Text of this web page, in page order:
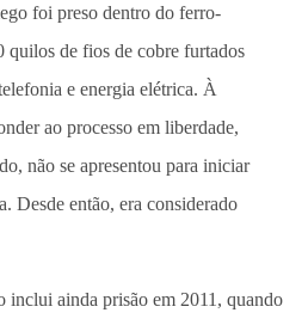
foi preso dentro do ferro-
quilos de fios de cobre furtados
e energia elétrica. À
ao processo em liberdade,
não se apresentou para iniciar
Desde então, era considerado
ainda prisão em 2011, quando